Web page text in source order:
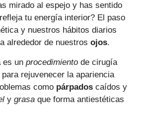
mirado al espejo y has sentido
tu energía interior? El paso
y nuestros hábitos diarios
alrededor de nuestros ojos.
es un procedimiento de cirugía
rejuvenecer la apariencia
como párpados caídos y
y grasa que forma antiestéticas